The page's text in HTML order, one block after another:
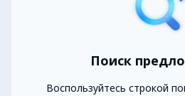
Поиск
Воспользуйтесь строкой